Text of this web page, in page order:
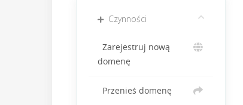
Czynności
Zarejestruj nową
domenę
Przenieś domenę